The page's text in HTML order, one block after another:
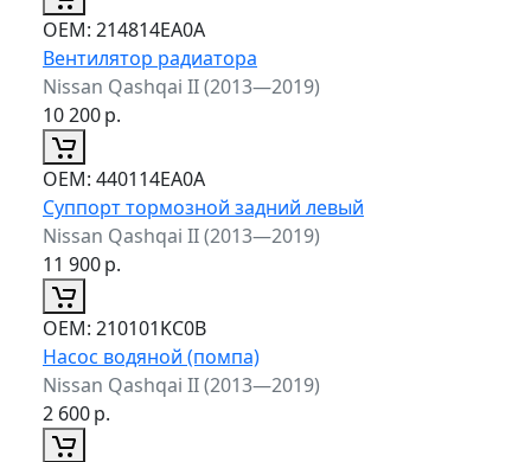
ОЕМ: 214814EA0A
Вентилятор радиатора
Nissan Qashqai II (2013—2019)
10 200р.
ОЕМ: 440114EA0A
Суппорт тормозной задний левый
Nissan Qashqai II (2013—2019)
11 900р.
ОЕМ: 210101KC0B
Насос водяной (помпа)
Nissan Qashqai II (2013—2019)
2 600р.